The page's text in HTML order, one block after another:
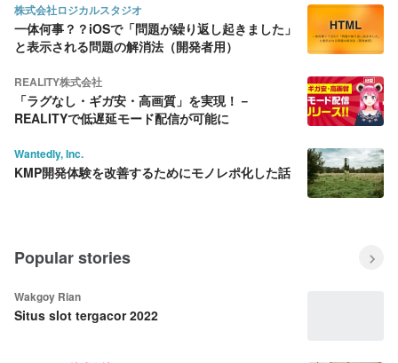
株式会社ロジカルスタジオ
一体何事？？iOSで「問題が繰り返し起きました」
と表示される問題の解消法（開発者用）
REALITY株式会社
「ラグなし・ギガ安・高画質」を実現！－
REALITYで低遅延モード配信が可能に
Wantedly, Inc.
KMP開発体験を改善するためにモノレポ化した話
Popular stories
Wakgoy Rian
Situs slot tergacor 2022